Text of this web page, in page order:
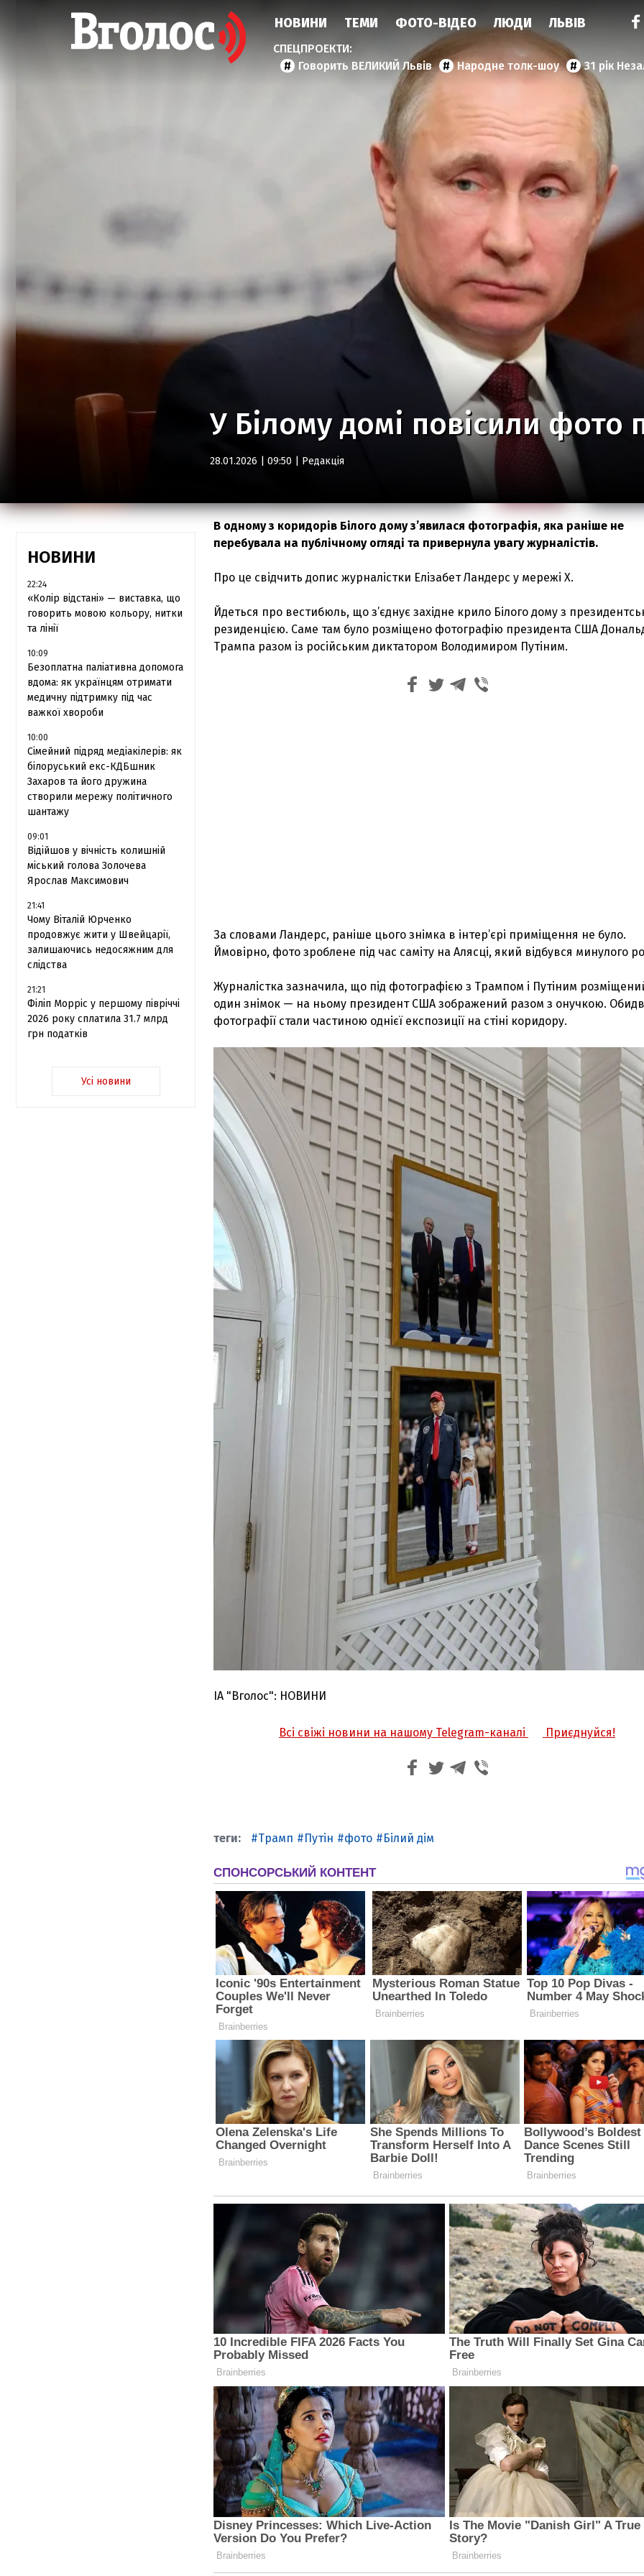
НОВИНИ ТЕМИ ФОТО-ВІДЕО ЛЮДИ ЛЬВІВ
Говорить ВЕЛИКИЙ Львів Народне толк-шоу 31 рік
У Білому домі повісили фото
28.01.2026 | 09:50 | Редакція
НОВИНИ
22:24
«Колір відстані» — виставка, що
говорить мовою кольору, нитки
та лінії
10:09
Безоплатна паліативна допомога
вдома: як українцям отримати
медичну підтримку під час
важкої хвороби
10:00
Сімейний підряд медіакілерів: як
білоруський екс-КДБшник
Захаров та його дружина
створили мережу політичного
шантажу
09:01
Відійшов у вічність колишній
міський голова Золочева
Ярослав Максимович
21:41
Чому Віталій Юрченко
продовжує жити у Швейцарії,
залишаючись недосяжним для
слідства
21:21
Філіп Морріс у першому півріччі
2026 року сплатила 31.7 млрд
грн податків
Усі новини
В одному з коридорів Білого дому з’явилася фотографія, яка раніше не
перебувала на публічному огляді та привернула увагу журналістів.
Про це свідчить допис журналістки Елізабет Ландерс у мережі Х.
Йдеться про вестибюль, що з’єднує західне крило Білого дому з
резиденцією. Саме там було розміщено фотографію президента США
Трампа разом із російським диктатором Володимиром Путіним.
За словами Ландерс, раніше цього знімка в інтер’єрі приміщення не було.
Ймовірно, фото зроблене під час саміту на Алясці, який відбувся минулого
Журналістка зазначила, що під фотографією з Трампом і Путіним
один знімок — на ньому президент США зображений разом з онучкою.
фотографії стали частиною однієї експозиції на стіні коридору.
ІА "Вголос": НОВИНИ
Всі свіжі новини на нашому Telegram-каналі Приєднуйся!
Трамп Путін фото Білий дім
З'явилося відео знищеного ворожого